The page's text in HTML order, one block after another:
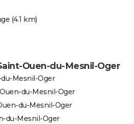
(4.1 km)
Ouen-du-Mesnil-Oger
du-Mesnil-Oger
du-Mesnil-Oger
du-Mesnil-Oger
du-Mesnil-Oger